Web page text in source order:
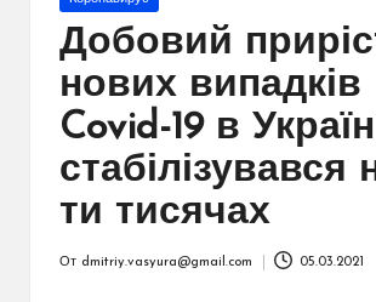
Добовий
нових випадків
Covid-19 в
стабілізувався
ти тисячах
От dmitriy.vasyura@gmail.com 05.03.2021